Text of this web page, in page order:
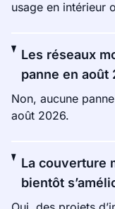
usage en intérieur
Les réseaux
panne en août
Non, aucune
août 2026.
La couverture
bientôt